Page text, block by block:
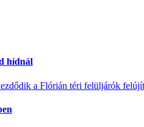
hídnál
a Flórián téri felüljárók